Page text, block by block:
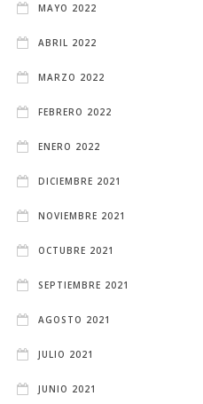
MAYO 2022
ABRIL 2022
MARZO 2022
FEBRERO 2022
ENERO 2022
DICIEMBRE 2021
NOVIEMBRE 2021
OCTUBRE 2021
SEPTIEMBRE 2021
AGOSTO 2021
JULIO 2021
JUNIO 2021